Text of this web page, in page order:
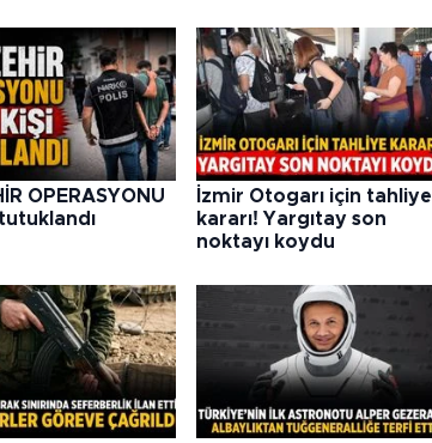
OPERASYONU
İzmir Otogarı için tahliye
kararı! Yargıtay son
noktayı koydu